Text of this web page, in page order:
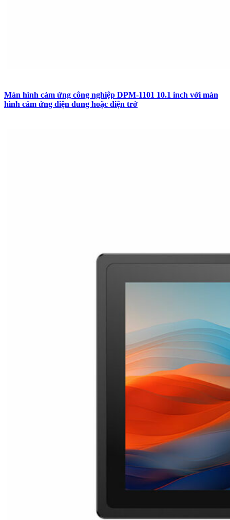
Màn hình cảm ứng công nghiệp DPM-1101 10.1 inch với màn
hình cảm ứng điện dung hoặc điện trở